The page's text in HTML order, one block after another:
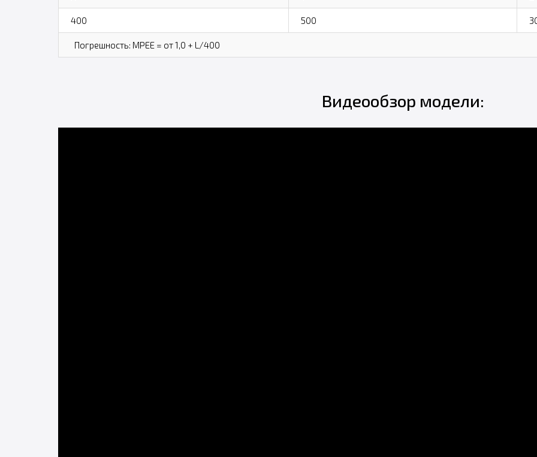
400 500
Погрешность: MPEE = от 1,0 + L/400
Видеообзор модели: